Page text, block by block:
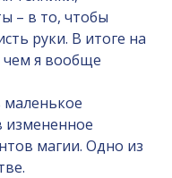
– в то, чтобы
руки. В итоге на
я вообще
маленькое
измененное
магии. Одно из